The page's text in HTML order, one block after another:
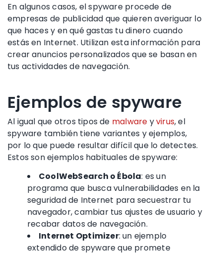
En algunos casos, el spyware procede de
empresas de publicidad que quieren averiguar lo
que haces y en qué gastas tu dinero cuando
estás en Internet. Utilizan esta información para
crear anuncios personalizados que se basan en
tus actividades de navegación.
Ejemplos de spyware
Al igual que otros tipos de malware yvirus, el
spyware también tiene variantes y ejemplos,
por lo que puede resultar difícil que lo detectes.
Estos son ejemplos habituales de spyware:
CoolWebSearch o Ébola: es un
programa que busca vulnerabilidades en la
seguridad de Internet para secuestrar tu
navegador, cambiar tus ajustes de usuario y
recabar datos de navegación.
Internet Optimizer: un ejemplo
extendido de spyware que promete